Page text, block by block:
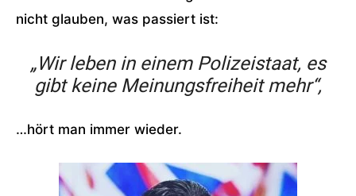
nicht glauben, was passiert ist:
„Wir leben in einem Polizeistaat, es
gibt keine Meinungsfreiheit mehr“,
…hört man immer wieder.